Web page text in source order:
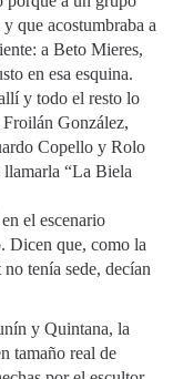
que acostumbraba a
a Beto Mieres,
en esa esquina.
y todo el resto lo
González,
Copello y Rolo
llamarla “La Biela
el escenario
Dicen que, como la
tenía sede, decían
y Quintana, la
tamaño real de